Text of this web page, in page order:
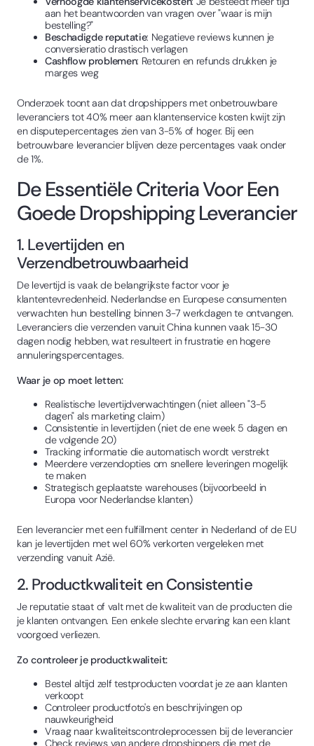
aan het beantwoorden van vragen over "waar is mijn
bestelling?"
Beschadigde reputatie: Negatieve reviews kunnen je
conversieratio drastisch verlagen
Cashflow problemen: Retouren en refunds drukken je
marges weg
Onderzoek toont aan dat dropshippers met onbetrouwbare
leveranciers tot 40% meer aan klantenservice kosten kwijt zijn
en disputepercentages zien van 3-5% of hoger. Bij een
betrouwbare leverancier blijven deze percentages vaak onder
de 1%.
De Essentiële Criteria Voor Een
Goede Dropshipping Leverancier
1. Levertijden en
Verzendbetrouwbaarheid
De levertijd is vaak de belangrijkste factor voor je
klantentevredenheid. Nederlandse en Europese consumenten
verwachten hun bestelling binnen 3-7 werkdagen te ontvangen.
Leveranciers die verzenden vanuit China kunnen vaak 15-30
dagen nodig hebben, wat resulteert in frustratie en hogere
annuleringspercentages.
Waar je op moet letten:
Realistische levertijdverwachtingen (niet alleen "3-5
dagen" als marketing claim)
Consistentie in levertijden (niet de ene week 5 dagen en
de volgende 20)
Tracking informatie die automatisch wordt verstrekt
Meerdere verzendopties om snellere leveringen mogelijk
te maken
Strategisch geplaatste warehouses (bijvoorbeeld in
Europa voor Nederlandse klanten)
Een leverancier met een fulfillment center in Nederland of de EU
kan je levertijden met wel 60% verkorten vergeleken met
verzending vanuit Azië.
2. Productkwaliteit en Consistentie
Je reputatie staat of valt met de kwaliteit van de producten die
je klanten ontvangen. Een enkele slechte ervaring kan een klant
voorgoed verliezen.
Zo controleer je productkwaliteit:
Bestel altijd zelf testproducten voordat je ze aan klanten
verkoopt
Controleer productfoto's en beschrijvingen op
nauwkeurigheid
Vraag naar kwaliteitscontroleprocessen bij de leverancier
Check reviews van andere dropshippers die met de